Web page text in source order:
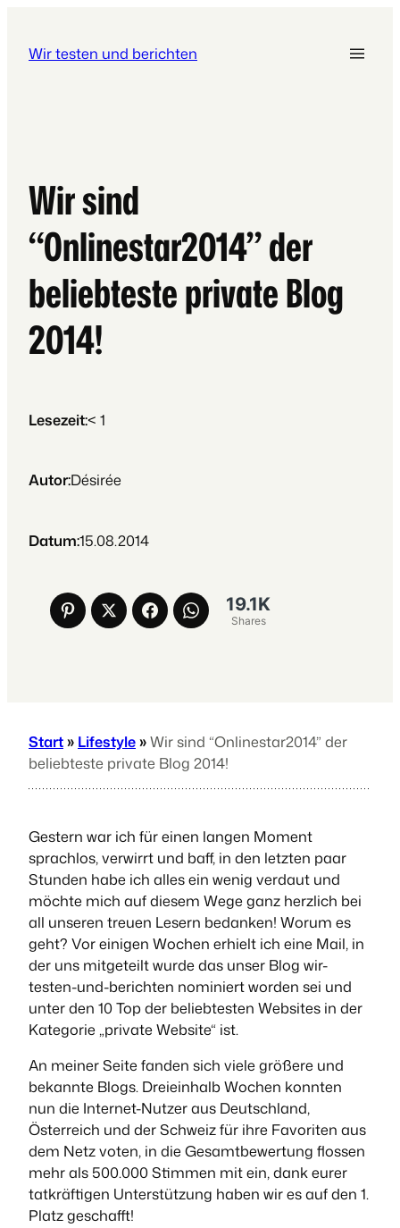
Wir testen und berichten
Wir sind
“Onlinestar2014” der
beliebteste private Blog
2014!
Lesezeit:< 1
Autor:Désirée
Datum:15.08.2014
19.1K
Shares
Start» Lifestyle»Wir sind “Onlinestar2014” der
beliebteste private Blog 2014!
Gestern war ich für einen langen Moment
sprachlos, verwirrt und baff, in den letzten paar
Stunden habe ich alles ein wenig verdaut und
möchte mich auf diesem Wege ganz herzlich bei
all unseren treuen Lesern bedanken! Worum es
geht? Vor einigen Wochen erhielt ich eine Mail, in
der uns mitgeteilt wurde das unser Blog wir-
testen-und-berichten nominiert worden sei und
unter den 10 Top der beliebtesten Websites in der
Kategorie „private Website“ ist.
An meiner Seite fanden sich viele größere und
bekannte Blogs. Dreieinhalb Wochen konnten
nun die Internet-Nutzer aus Deutschland,
Österreich und der Schweiz für ihre Favoriten aus
dem Netz voten, in die Gesamtbewertung flossen
mehr als 500.000 Stimmen mit ein, dank eurer
tatkräftigen Unterstützung haben wir es auf den 1.
Platz geschafft!